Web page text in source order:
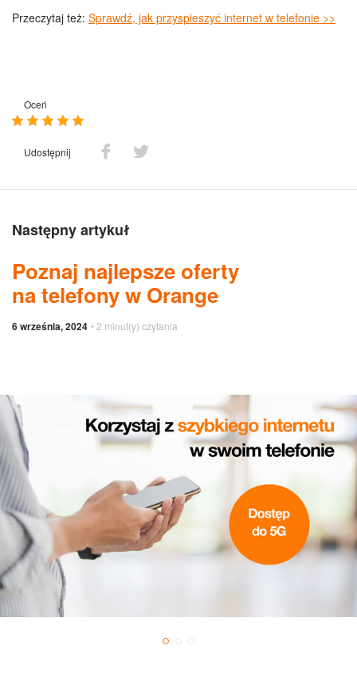
Przeczytaj też: Sprawdź, jak przyspieszyć internet w telefonie >>
Oceń
Udostępnij
Następny artykuł
Poznaj najlepsze oferty
na telefony w Orange
6 września, 2024 • 2 minut(y) czytania